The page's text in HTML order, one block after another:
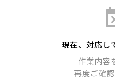
現在、対応し
作業内容
再度ご確